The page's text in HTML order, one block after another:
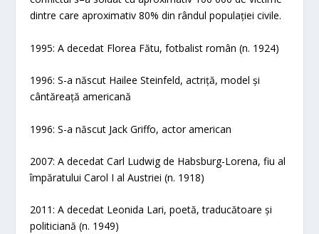
dintre care aproximativ 80% din rândul populației civile.
1995: A decedat Florea Fătu, fotbalist român (n. 1924)
1996: S-a născut Hailee Steinfeld, actriță, model și
cântăreață americană
1996: S-a născut Jack Griffo, actor american
2007: A decedat Carl Ludwig de Habsburg-Lorena, fiu al
împăratului Carol I al Austriei (n. 1918)
2011: A decedat Leonida Lari, poetă, traducătoare și
politiciană (n. 1949)